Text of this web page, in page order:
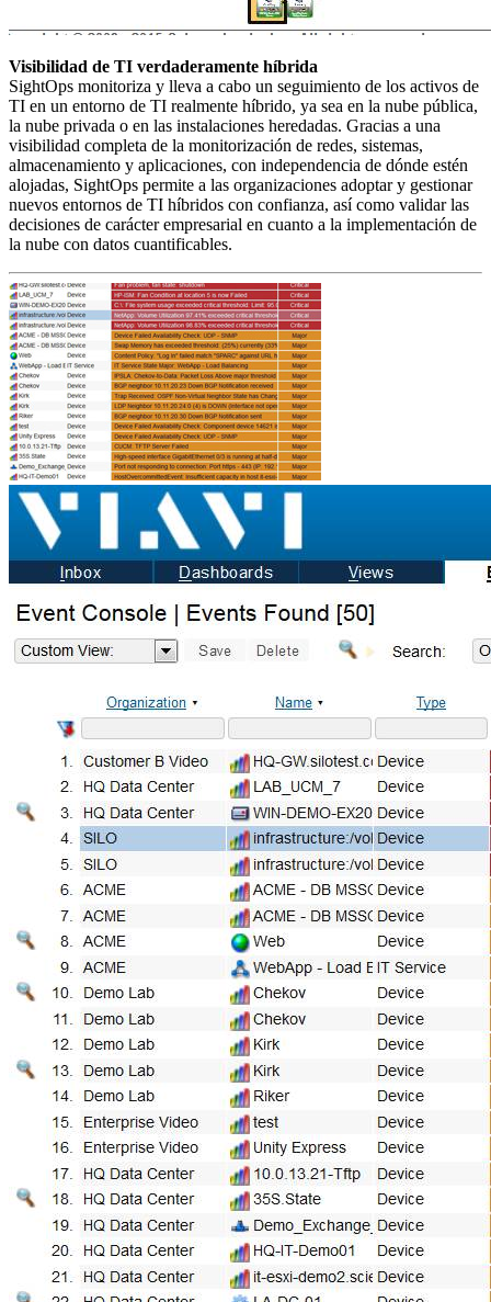
Visibilidad de TI verdaderamente híbrida
SightOps monitoriza y lleva a cabo un seguimiento de los activos de
TI en un entorno de TI realmente híbrido, ya sea en la nube pública,
la nube privada o en las instalaciones heredadas. Gracias a una
visibilidad completa de la monitorización de redes, sistemas,
almacenamiento y aplicaciones, con independencia de dónde estén
alojadas, SightOps permite a las organizaciones adoptar y gestionar
nuevos entornos de TI híbridos con confianza, así como validar las
decisiones de carácter empresarial en cuanto a la implementación de
la nube con datos cuantificables.